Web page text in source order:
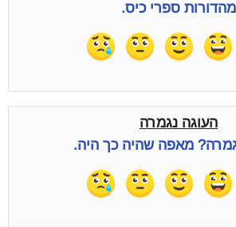
מהדורות ספרי כיס.
העוגה נגמרה
מאפה שהיה כך היה.